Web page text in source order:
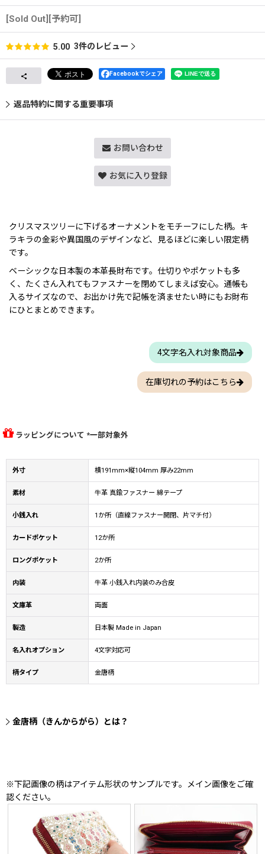
[Sold Out][予約可]
5.00 3件のレビュー
Facebookでシェア
返品特約に関する重要事項
お問い合わせ
お気に入り登録
クリスマスツリーに下げるオーナメントをモチーフにした柄。キ
ラキラの金彩や異国風のデザインなど、見るほどに楽しい限定柄
です。
ベーシックな日本製の本革長財布です。仕切りやポケットも多
く、たくさん入れてもファスナーを閉めてしまえば安心。通帳も
入るサイズなので、お出かけ先で記帳を済ませたい時にもお財布
にひとまとめできます。
4文字名入れ対象商品
在庫切れの予約はこちら
ラッピングについて *一部対象外
外寸 横191mm×縦104mm 厚み22mm
素材 牛革 真鍮ファスナー 綿テープ
小銭入れ 1か所（直線ファスナー開閉、片マチ付）
カードポケット 12か所
ロングポケット 2か所
内装 牛革 小銭入れ内装のみ合皮
文庫革 両面
製造 日本製 Made in Japan
名入れオプション 4文字対応可
柄タイプ 金唐柄
金唐柄（きんからがら）とは？
※下記画像の柄はアイテム形状のサンプルです。メイン画像をご確
認ください。